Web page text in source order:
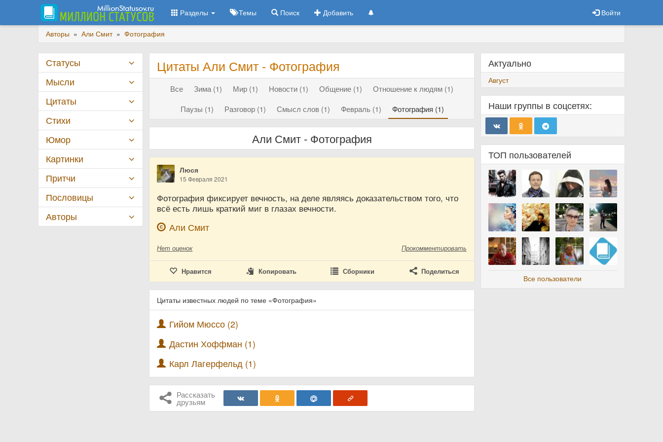
Разделы Темы Поиск Добавить Войти
Авторы » Али Смит » Фотография
Цитаты Али Смит - Фотография
Все Зима (1) Мир (1) Новости (1) Общение (1)
Отношение к людям (1)
Паузы (1)
Разговор (1) Смысл слов (1) Февраль (1) Фотография (1)
Али Смит - Фотография
Люся
15 Февраля 2021
Фотография фиксирует вечность, на деле являясь доказательством того, что
всё есть лишь краткий миг в глазах вечности.
Али Смит
Нет оценок Прокомментировать
Нравится Копировать Сборники Поделиться
Цитаты известных людей по теме «Фотография»
Гийом Мюссо (2)
Дастин Хоффман (1)
Карл Лагерфельд (1)
Рассказать
друзьям
Актуально
Август
Наши группы в соцсетях:
ТОП пользователей
Все пользователи
Статусы
Мысли
Цитаты
Стихи
Юмор
Картинки
Притчи
Пословицы
Авторы